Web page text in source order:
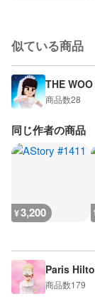
似ている商品
THE
商品数28
同じ作者の商品
¥3,200
Paris
商品数179